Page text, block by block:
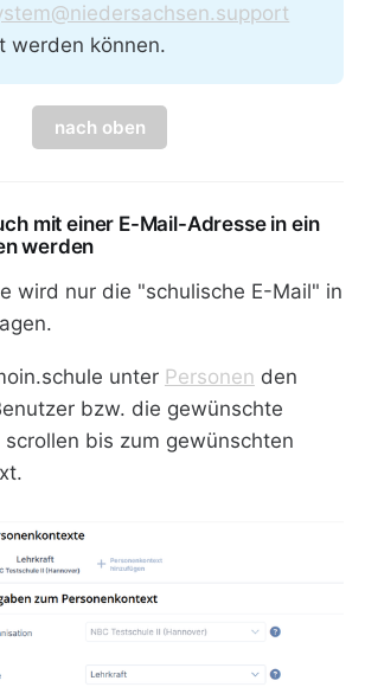
werden können.
nach oben
mit einer E-Mail-Adresse in ein
werden
wird nur die "schulische E-Mail" in
unter Personen den
bzw. die gewünschte
bis zum gewünschten